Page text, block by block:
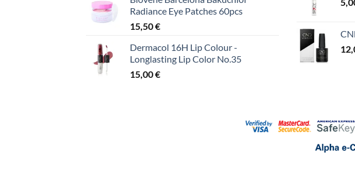
Radiance Eye Patches 60pcs
15,50€
Dermacol 16H Lip Colour -
Longlasting Lip Color No.35
15,00€